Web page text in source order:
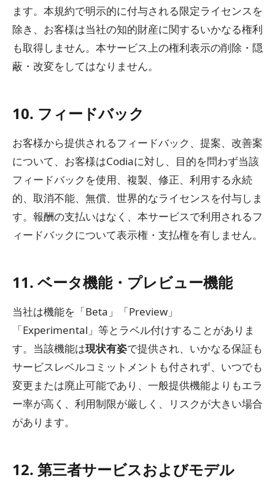
ます。本規約で明示的に付与される限定ライセンスを
除き、お客様は当社の知的財産に関するいかなる権利
も取得しません。本サービス上の権利表示の削除・隠
蔽・改変をしてはなりません。
10. フィードバック
お客様から提供されるフィードバック、提案、改善案
について、お客様はCodiaに対し、目的を問わず当該
フィードバックを使用、複製、修正、利用する永続
的、取消不能、無償、世界的なライセンスを付与しま
す。報酬の支払いはなく、本サービスで利用されるフ
ィードバックについて表示権・支払権を有しません。
11. ベータ機能・プレビュー機能
当社は機能を「Beta」「Preview」
「Experimental」等とラベル付けすることがありま
す。当該機能は現状有姿で提供され、いかなる保証も
サービスレベルコミットメントも付されず、いつでも
変更または廃止可能であり、一般提供機能よりもエラ
ー率が高く、利用制限が厳しく、リスクが大きい場合
があります。
12. 第三者サービスおよびモデル